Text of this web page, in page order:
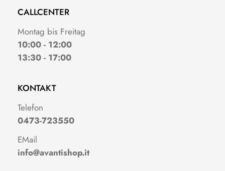
CALLCENTER
Montag bis Freitag
10:00 - 12:00
13:30 - 17:00
KONTAKT
Telefon
0473-723550
EMail
info@avantishop.it